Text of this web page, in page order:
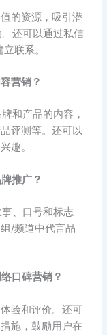
的资源，吸引潜
还可以通过私信
联系。
营销？
和产品的内容，
评测等。还可以
趣。
推广？
、口号和标志
/频道中代言品
口碑营销？
验和评价。还可
施，鼓励用户在